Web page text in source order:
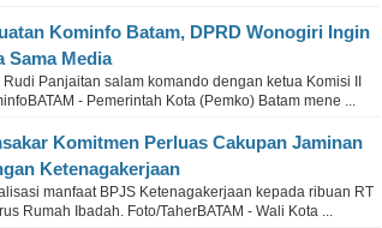
Kominfo Batam, DPRD Wonogiri Ingin
Sama Media
Panjaitan salam komando dengan ketua Komisi II
- Pemerintah Kota (Pemko) Batam mene ...
Komitmen Perluas Cakupan Jaminan
Ketenagakerjaan
manfaat BPJS Ketenagakerjaan kepada ribuan RT
Rumah Ibadah. Foto/TaherBATAM - Wali Kota ...